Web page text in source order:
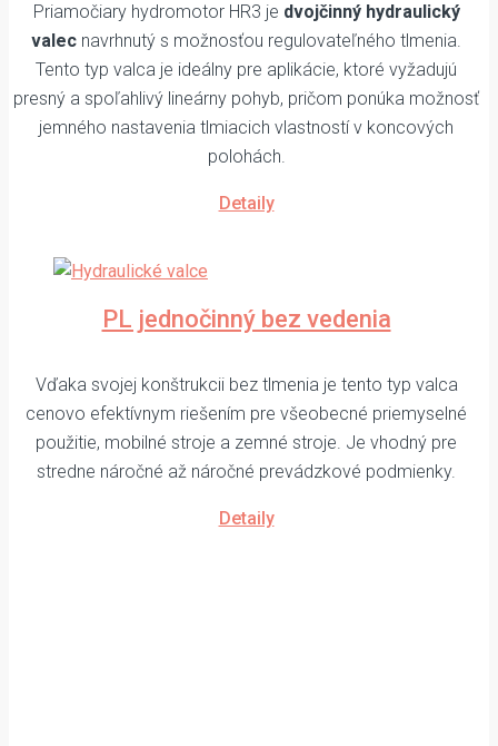
Priamočiary hydromotor HR3 je dvojčinný hydraulický
valec navrhnutý s možnosťou regulovateľného tlmenia.
Tento typ valca je ideálny pre aplikácie, ktoré vyžadujú
presný a spoľahlivý lineárny pohyb, pričom ponúka možnosť
jemného nastavenia tlmiacich vlastností v koncových
polohách.
Detaily
PL jednočinný bez vedenia
Vďaka svojej konštrukcii bez tlmenia je tento typ valca
cenovo efektívnym riešením pre všeobecné priemyselné
použitie, mobilné stroje a zemné stroje. Je vhodný pre
stredne náročné až náročné prevádzkové podmienky.
Detaily